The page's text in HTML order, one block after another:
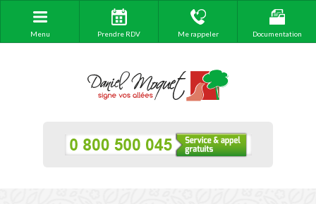
Menu Prendre RDV Me rappeler Documentation